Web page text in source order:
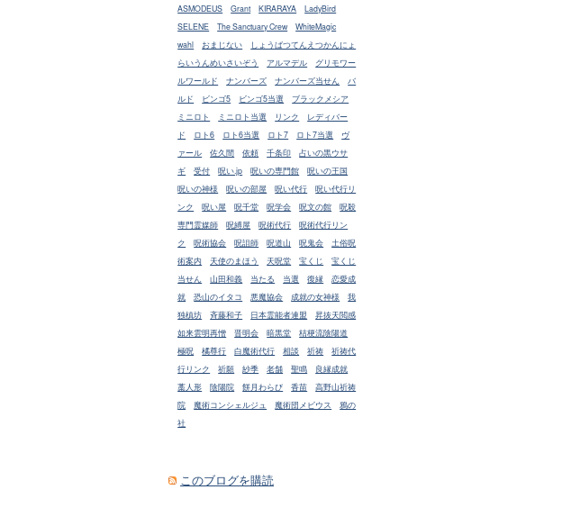
ASMODEUS Grant KIRARAYA
LadyBird
SELENE
The Sanctuary Crew
WhiteMagic
wahl
おまじない
しょうばつてんえつかんにょ
らいうんめいさいぞう
アルマデル
グリモワー
ルワールド
ナンバーズ ナンバーズ当せん
バ
ルド
ビンゴ5 ビンゴ5当選
ブラックメシア
ミニロト
ミニロト当選 リンク
レディバー
ド
ロト6 ロト6当選 ロト7 ロト7当選
ヴ
ァール
佐久間 依頼 千条印
占いの黒ウサ
ギ
受付 呪い.jp 呪いの専門館
呪いの王国
呪いの神様
呪いの部屋 呪い代行
呪い代行リ
ンク
呪い屋 呪千堂 呪学会 呪文の館
呪殺
専門霊媒師
呪縛屋 呪術代行
呪術代行リン
ク
呪術協会 呪詛師 呪道山 呪鬼会
土俗呪
術案内
天使のまほう 天呪堂 宝くじ
宝くじ
当せん
山田和義 当たる 当選 復縁
恋愛成
就
恐山のイタコ 悪魔協会 成就の女神様
我
独槙坊
斉藤和子 日本霊能者連盟
昇抜天閲感
如来雲明再憎
晋明会 暗黒堂
桔梗流陰陽道
極呪
橘尊行 白魔術代行 相談 祈祷
祈祷代
行リンク
祈願 紗季 老舗 聖鳴
良縁成就
藁人形
陰陽院 餅月わらび 香苗
高野山祈祷
院
魔術コンシェルジュ 魔術団メビウス
鴉の
社
このブログを購読